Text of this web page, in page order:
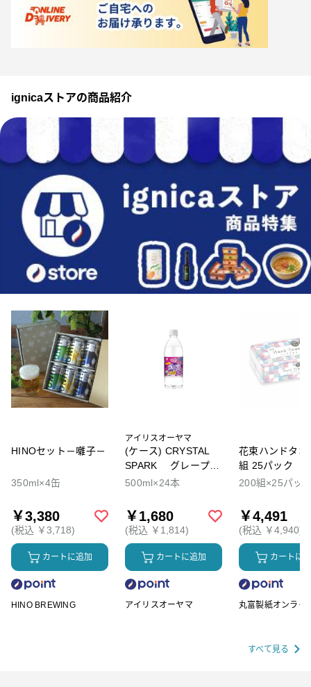
ignicaストアの商品紹介
HINOセット－囃子－
350ml×4缶
￥3,380
(税込 ￥3,718)
カートに追加
HINO BREWING
アイリスオーヤマ
(ケース) CRYSTAL
SPARK グレープソ
ーダ
500ml×24本
￥1,680
(税込 ￥1,814)
カートに追加
アイリスオーヤマ
花束ハンドタオ
組 25パック
200組×25パッ
￥4,491
(税込 ￥4,940)
カートに
丸富製紙オンライ
すべて見る